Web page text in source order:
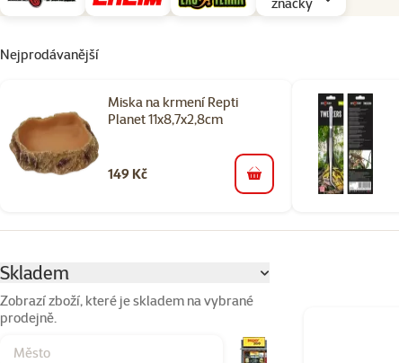
Nejprodávanější
Miska na krmení Repti
Planet 11x8,7x2,8cm
149 Kč do košíku
Skladem
Zobrazí zboží, které je skladem na vybrané
prodejně.